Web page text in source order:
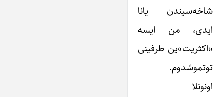
شاخه‌سیندن یانا
ایدی، من ایسه
«اکثریت»ین طرفینی
توتموشدوم.
اونونلا